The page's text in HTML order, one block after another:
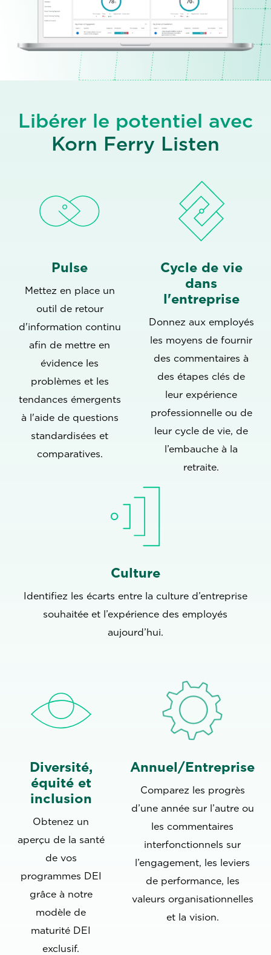
Libérer le potentiel avec
Korn Ferry Listen
Pulse
Mettez en place un
outil de retour
d'information continu
afin de mettre en
évidence les
problèmes et les
tendances émergents
à l'aide de questions
standardisées et
comparatives.
Cycle de vie
dans
l'entreprise
Donnez aux employés
les moyens de fournir
des commentaires à
des étapes clés de
leur expérience
professionnelle ou de
leur cycle de vie, de
l’embauche à la
retraite.
Culture
Identifiez les écarts entre la culture d’entreprise
souhaitée et l’expérience des employés
aujourd’hui.
Diversité,
équité et
inclusion
Obtenez un
aperçu de la santé
de vos
programmes DEI
grâce à notre
modèle de
maturité DEI
exclusif.
Annuel/Entreprise
Comparez les progrès
d’une année sur l’autre ou
les commentaires
interfonctionnels sur
l’engagement, les leviers
de performance, les
valeurs organisationnelles
et la vision.